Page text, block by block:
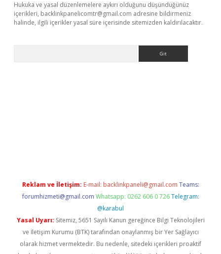
Hukuka ve yasal düzenlemelere aykırı olduğunu düşündüğünüz
içerikleri, backlinkpanelicomtr@gmail.com adresine bildirmeniz
halinde, ilgili içerikler yasal süre içerisinde sitemizden kaldırılacaktır.
Reklam ve İletişim: E-mail: backlinkpaneli@gmail.com Teams:
forumhizmeti@gmail.com Whatsapp: 0262 606 0 726 Telegram:
@karabul
Yasal Uyarı: Sitemiz, 5651 Sayılı Kanun gereğince Bilgi Teknolojileri
ve İletişim Kurumu (BTK) tarafından onaylanmış bir Yer Sağlayıcı
olarak hizmet vermektedir. Bu nedenle, sitedeki içerikleri proaktif